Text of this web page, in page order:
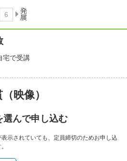
宅で受講
映像）
選んで申し込む
表示されていても、定員締切のためお申し込